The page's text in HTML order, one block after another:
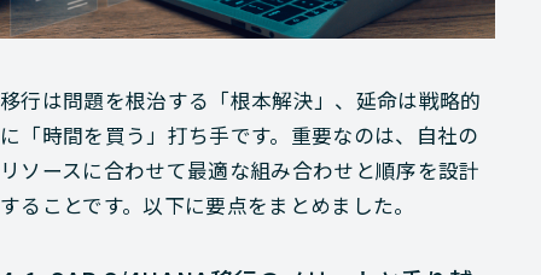
移行は問題を根治する「根本解決」、延命は戦略的
に「時間を買う」打ち手です。重要なのは、自社の
リソースに合わせて最適な組み合わせと順序を設計
することです。以下に要点をまとめました。